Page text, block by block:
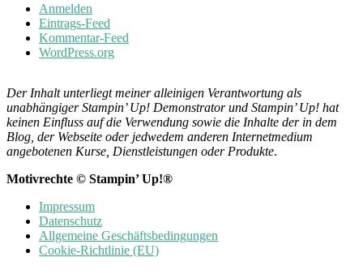
Anmelden
Eintrags-Feed
Kommentar-Feed
WordPress.org
Der Inhalt unterliegt meiner alleinigen Verantwortung als
unabhängiger Stampin’ Up! Demonstrator und Stampin’ Up! hat
keinen Einfluss auf die Verwendung sowie die Inhalte der in dem
Blog, der Webseite oder jedwedem anderen Internetmedium
angebotenen Kurse, Dienstleistungen oder Produkte.
Motivrechte © Stampin’ Up!®
Impressum
Datenschutz
Allgemeine Geschäftsbedingungen
Cookie-Richtlinie (EU)